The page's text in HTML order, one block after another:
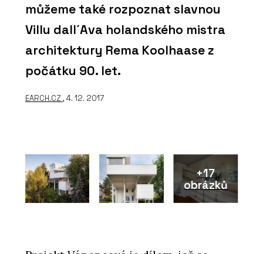
můžeme také rozpoznat slavnou
Villu dall´Ava holandského mistra
architektury Rema Koolhaase z
počátku 90. let.
EARCH.CZ , 4. 12. 2017
+17
obrázků